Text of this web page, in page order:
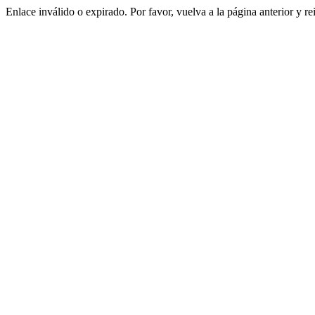
Enlace inválido o expirado. Por favor, vuelva a la página anterior y